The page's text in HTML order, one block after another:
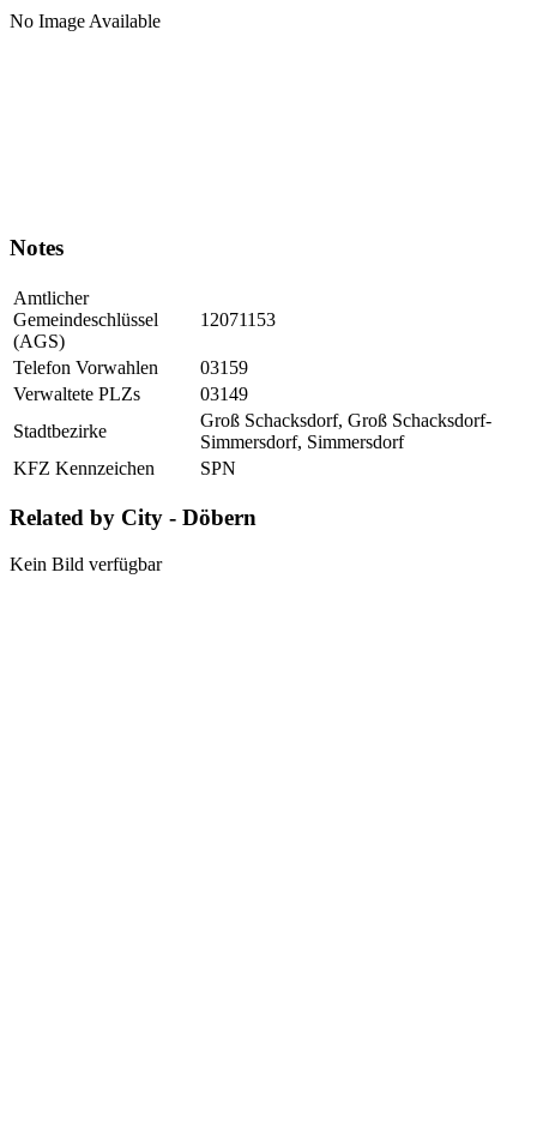
No Image Available
Notes
Amtlicher
Gemeindeschlüssel
(AGS)
12071153
Telefon Vorwahlen
03159
Verwaltete PLZs
03149
Stadtbezirke
Groß Schacksdorf, Groß Schacksdorf-
Simmersdorf, Simmersdorf
KFZ Kennzeichen
SPN
Related by City - Döbern
Kein Bild verfügbar